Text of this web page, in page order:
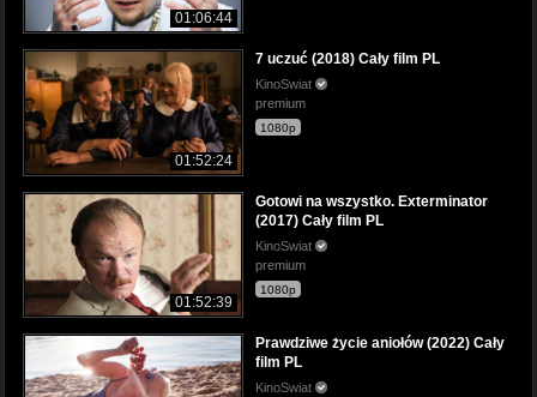
01:06:44
01:52:24
7 uczuć (2018) Cały film PL
KinoSwiat
premium
1080p
01:52:39
Gotowi na wszystko. Exterminator
(2017) Cały film PL
KinoSwiat
premium
1080p
Prawdziwe życie aniołów (2022) Cały
film PL
KinoSwiat